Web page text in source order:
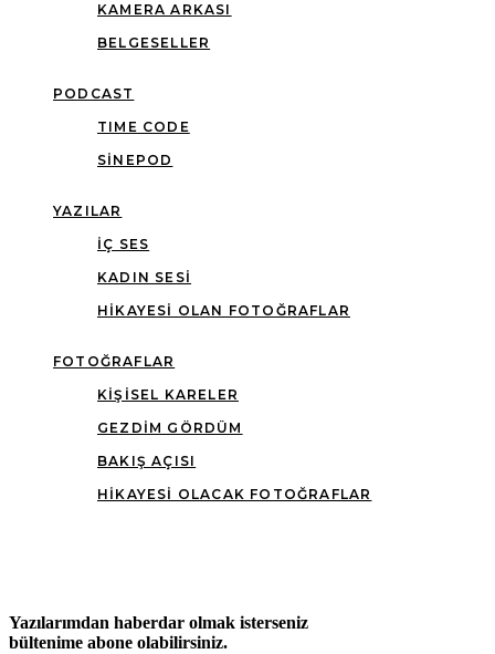
KAMERA ARKASI
BELGESELLER
PODCAST
TIME CODE
SINEPOD
YAZILAR
İÇ SES
KADIN SESI
HIKAYESI OLAN FOTOĞRAFLAR
FOTOĞRAFLAR
KIŞISEL KARELER
GEZDIM GÖRDÜM
BAKIŞ AÇISI
HIKAYESI OLACAK FOTOĞRAFLAR
Yazılarımdan haberdar olmak isterseniz
bültenime abone olabilirsiniz.